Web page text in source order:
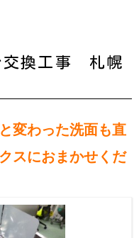
交換工事 札幌
変わった洗面も直
スにおまかせくだ